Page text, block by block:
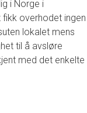
i Norge i
overhodet ingen
lokalet mens
til å avsløre
med det enkelte